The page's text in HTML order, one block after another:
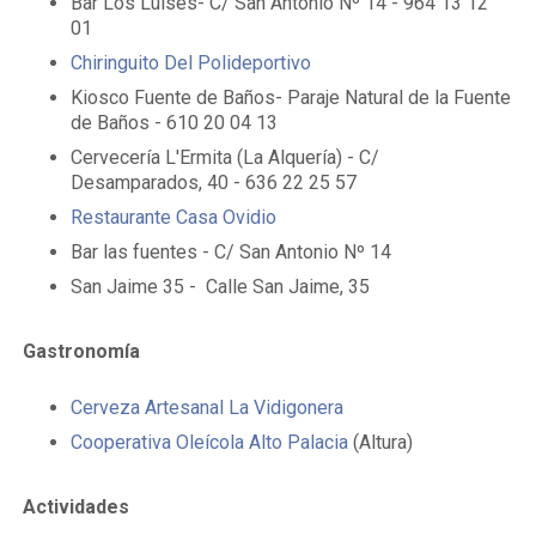
01
Chiringuito Del Polideportivo
Kiosco Fuente de Baños- Paraje Natural de la Fuente
de Baños - 610 20 04 13
Cervecería L'Ermita (La Alquería) - C/
Desamparados, 40 - 636 22 25 57
Restaurante Casa Ovidio
Bar las fuentes - C/ San Antonio Nº 14
San Jaime 35 - Calle San Jaime, 35
Gastronomía
Cerveza Artesanal La Vidigonera
Cooperativa Oleícola Alto Palacia(Altura)
Actividades